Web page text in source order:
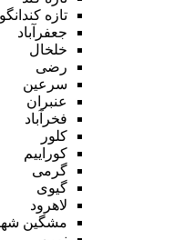
تازه
جعفرآباد
خلخال
رضی
سرعین
عنبران
فخرآباد
کلور
کوراییم
گرمی
گیوی
لاهرود
مشگین